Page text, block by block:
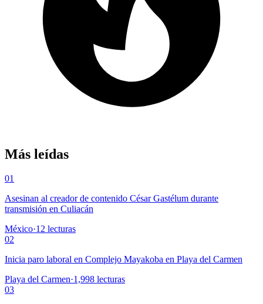
Más leídas
01
Asesinan al creador de contenido César Gastélum durante
transmisión en Culiacán
México·12 lecturas
02
Inicia paro laboral en Complejo Mayakoba en Playa del Carmen
Playa del Carmen·1,998 lecturas
03